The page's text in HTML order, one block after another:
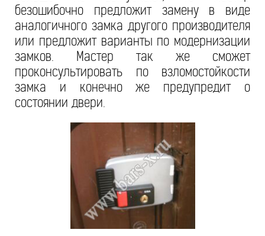
безошибочно предложит замену в виде
аналогичного замка другого производителя
или предложит варианты по модернизации
замков. Мастер так же сможет
проконсультировать по взломостойкости
замка и конечно же предупредит о
состоянии двери.